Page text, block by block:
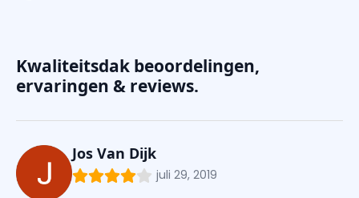
Kwaliteitsdak beoordelingen,
ervaringen & reviews.
Jos Van Dijk
juli 29, 2019